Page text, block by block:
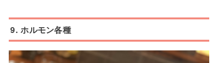
9. ホルモン各種